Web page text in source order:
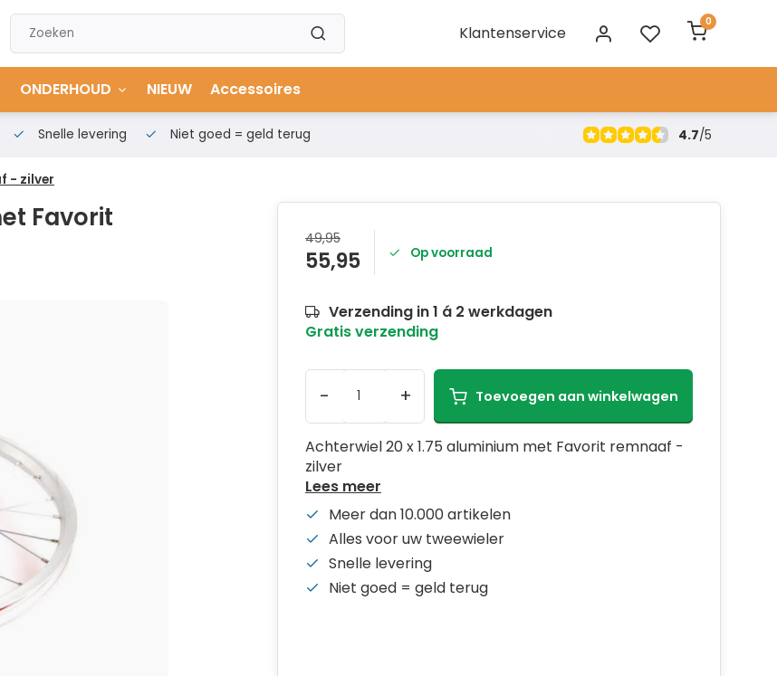
Klantenservice
0
ONDERHOUD NIEUW Accessoires
Snelle levering Niet goed = geld terug 4.7/5
- zilver
Favorit
49,95
55,95 Op voorraad
Verzending in 1 á 2 werkdagen
Gratis verzending
- + Toevoegen aan winkelwagen
Achterwiel 20 x 1.75 aluminium met Favorit remnaaf -
zilver
Lees meer
Meer dan 10.000 artikelen
Alles voor uw tweewieler
Snelle levering
Niet goed = geld terug